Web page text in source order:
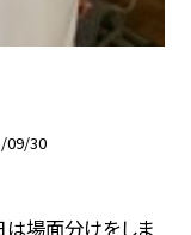
09/30
は場面分けをしま